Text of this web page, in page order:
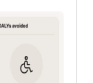
は、愛
されま
れ、特
量化
な交通
ション
プ
の25か
置さ